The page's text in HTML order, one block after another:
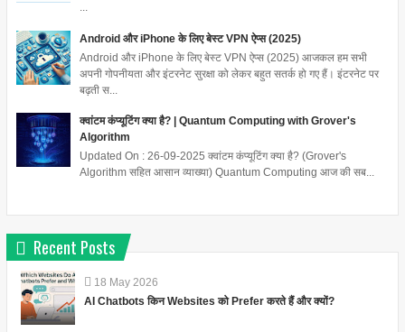
...
Android और iPhone के लिए बेस्ट VPN ऐप्स (2025)
Android और iPhone के लिए बेस्ट VPN ऐप्स (2025) आजकल हम सभी
अपनी गोपनीयता और इंटरनेट सुरक्षा को लेकर बहुत सतर्क हो गए हैं। इंटरनेट पर
बढ़ती स...
क्वांटम कंप्यूटिंग क्या है? | Quantum Computing with Grover's
Algorithm
Updated On : 26-09-2025 क्वांटम कंप्यूटिंग क्या है? (Grover's
Algorithm सहित आसान व्याख्या) Quantum Computing आज की सब...
Recent Posts
18 May 2026
AI Chatbots किन Websites को Prefer करते हैं और क्यों?